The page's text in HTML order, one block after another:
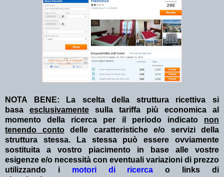
NOTA BENE: La scelta della struttura ricettiva si
basa esclusivamente sulla tariffa più economica al
momento della ricerca per il periodo indicato non
tenendo contodelle caratteristiche e/o servizi della
struttura stessa. La stessa può essere ovviamente
sostituita a vostro piacimento in base alle vostre
esigenze e/o necessità con eventuali variazioni di prezzo
utilizzando i motori di ricerca o links di